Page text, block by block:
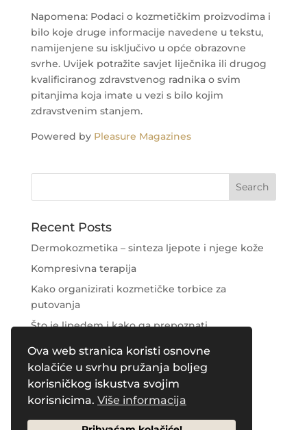
Ova web stranica koristi osnovne
kolačiće u svrhu pružanja boljeg
korisničkog iskustva svojim
korisnicima. Više informacija
Napomena: Podaci o kozmetičkim proizvodima i
bilo koje druge informacije navedene u tekstu,
namijenjene su isključivo u opće obrazovne
svrhe. Uvijek potražite savjet liječnika ili drugog
kvalificiranog zdravstvenog radnika o svim
pitanjima koja imate u vezi s bilo kojim
zdravstvenim stanjem.
Powered by Pleasure Magazines
Recent Posts
Dermokozmetika – sinteza ljepote i njege kože
Kompresivna terapija
Kako organizirati kozmetičke torbice za
putovanja
Što je lipedem i kako ga prepoznati
Njega područja oko očiju
Recent Comments